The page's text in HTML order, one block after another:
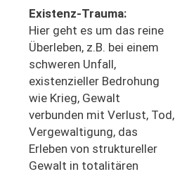
Existenz-Trauma:
Hier geht es um das reine
Überleben, z.B. bei einem
schweren Unfall,
existenzieller Bedrohung
wie Krieg, Gewalt
verbunden mit Verlust, Tod,
Vergewaltigung, das
Erleben von struktureller
Gewalt in totalitären